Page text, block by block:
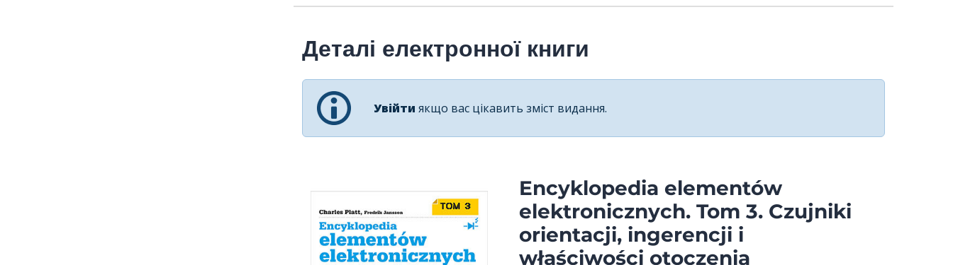
Деталі електронної книги
Увійти якщо вас цікавить зміст видання.
Encyklopedia elementów
elektronicznych. Tom 3. Czujniki
orientacji, ingerencji i
właściwości otoczenia